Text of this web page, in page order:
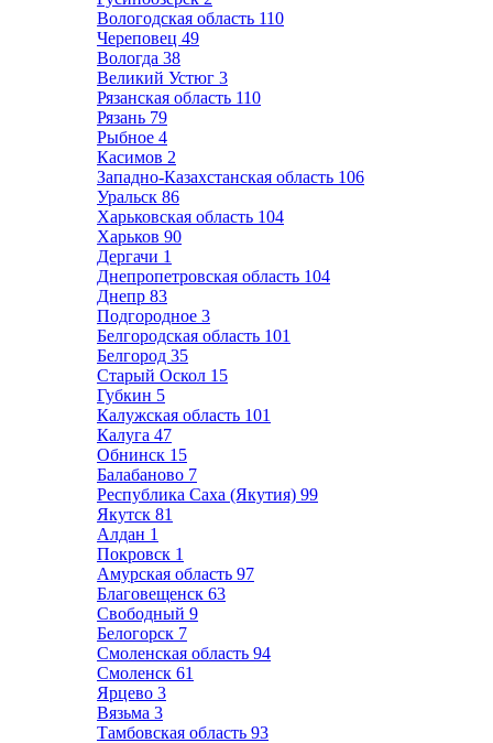
Вологодская область 110
Череповец 49
Вологда 38
Великий Устюг 3
Рязанская область 110
Рязань 79
Рыбное 4
Касимов 2
Западно-Казахстанская область 106
Уральск 86
Харьковская область 104
Харьков 90
Дергачи 1
Днепропетровская область 104
Днепр 83
Подгородное 3
Белгородская область 101
Белгород 35
Старый Оскол 15
Губкин 5
Калужская область 101
Калуга 47
Обнинск 15
Балабаново 7
Республика Саха (Якутия) 99
Якутск 81
Алдан 1
Покровск 1
Амурская область 97
Благовещенск 63
Свободный 9
Белогорск 7
Смоленская область 94
Смоленск 61
Ярцево 3
Вязьма 3
Тамбовская область 93